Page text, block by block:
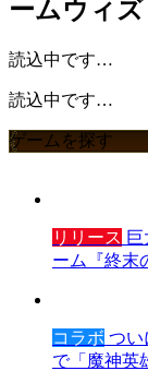
ームウィズ
読込中です…
読込中です…
ゲームを探す
リリース
ーム『終末
コラボ つい
で「魔神英